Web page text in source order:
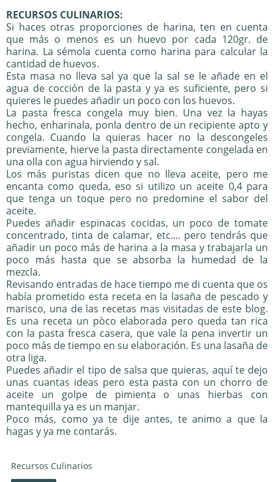
RECURSOS CULINARIOS:
Si haces otras proporciones de harina, ten en cuenta
que más o menos es un huevo por cada 120gr. de
harina. La sémola cuenta como harina para calcular la
cantidad de huevos.
Esta masa no lleva sal ya que la sal se le añade en el
agua de cocción de la pasta y ya es suficiente, pero si
quieres le puedes añadir un poco con los huevos.
La pasta fresca congela muy bien. Una vez la hayas
hecho, enharinala, ponla dentro de un recipiente apto y
congela. Cuando la quieras hacer no la descongeles
previamente, hierve la pasta directamente congelada en
una olla con agua hirviendo y sal.
Los más puristas dicen que no lleva aceite, pero me
encanta como queda, eso si utilizo un aceite 0,4 para
que tenga un toque pero no predomine el sabor del
aceite.
Puedes añadir espinacas cocidas, un poco de tomate
concentrado, tinta de calamar, etc.... pero tendrás que
añadir un poco más de harina a la masa y trabajarla un
poco más hasta que se absorba la humedad de la
mezcla.
Revisando entradas de hace tiempo me di cuenta que os
había prometido esta receta en la lasaña de pescado y
marisco, una de las recetas mas visitadas de este blog.
Es una receta un pòco elaborada pero queda tan rica
con la pasta fresca casera, que vale la pena invertir un
poco más de tiempo en su elaboración. Es una lasaña de
otra liga.
Puedes añadir el tipo de salsa que quieras, aquí te dejo
unas cuantas ideas pero esta pasta con un chorro de
aceite un golpe de pimienta o unas hierbas con
mantequilla ya es un manjar.
Poco más, como ya te dije antes, te animo a que la
hagas y ya me contarás.
Recursos Culinarios